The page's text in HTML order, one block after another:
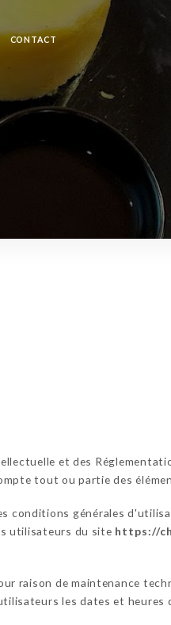
CONTACT
et des
tout ou partie des
conditions générales
utilisateurs du site https://
raison de maintenance
les dates et